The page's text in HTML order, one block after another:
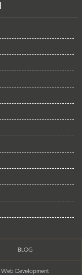
BLOG
Web Development